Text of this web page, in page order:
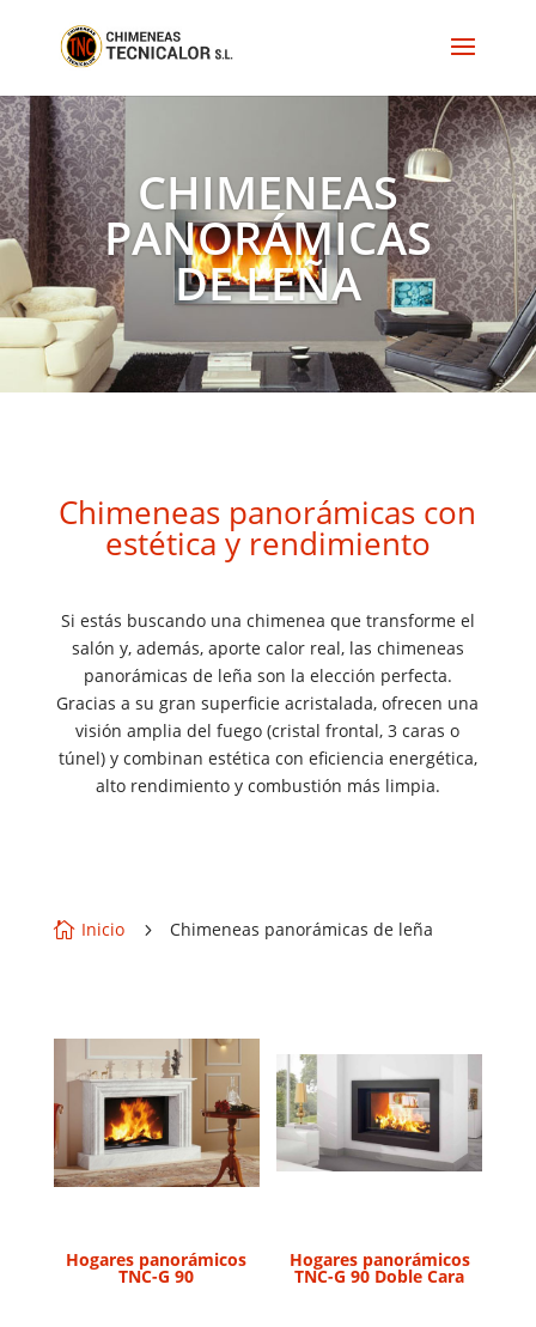
CHIMENEAS
PANORÁMICAS
DE LEÑA
Chimeneas panorámicas con
estética y rendimiento
Si estás buscando una chimenea que transforme el
salón y, además, aporte calor real, las chimeneas
panorámicas de leña son la elección perfecta.
Gracias a su gran superficie acristalada, ofrecen una
visión amplia del fuego (cristal frontal, 3 caras o
túnel) y combinan estética con eficiencia energética,
alto rendimiento y combustión más limpia.
 Inicio 5 Chimeneas panorámicas de leña
Hogares panorámicos
TNC-G 90
Hogares panorámicos
TNC-G 90 Doble Cara